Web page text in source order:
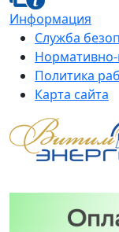
Информация
Служба
Политика
Карта сайта